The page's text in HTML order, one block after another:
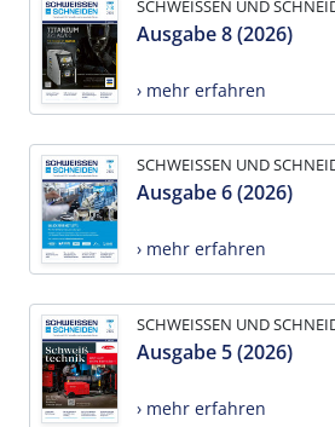
SCHWEISSEN UND
Ausgabe 8 (2026)
› mehr erfahren
SCHWEISSEN UND
Ausgabe 6 (2026)
› mehr erfahren
SCHWEISSEN UND
Ausgabe 5 (2026)
› mehr erfahren